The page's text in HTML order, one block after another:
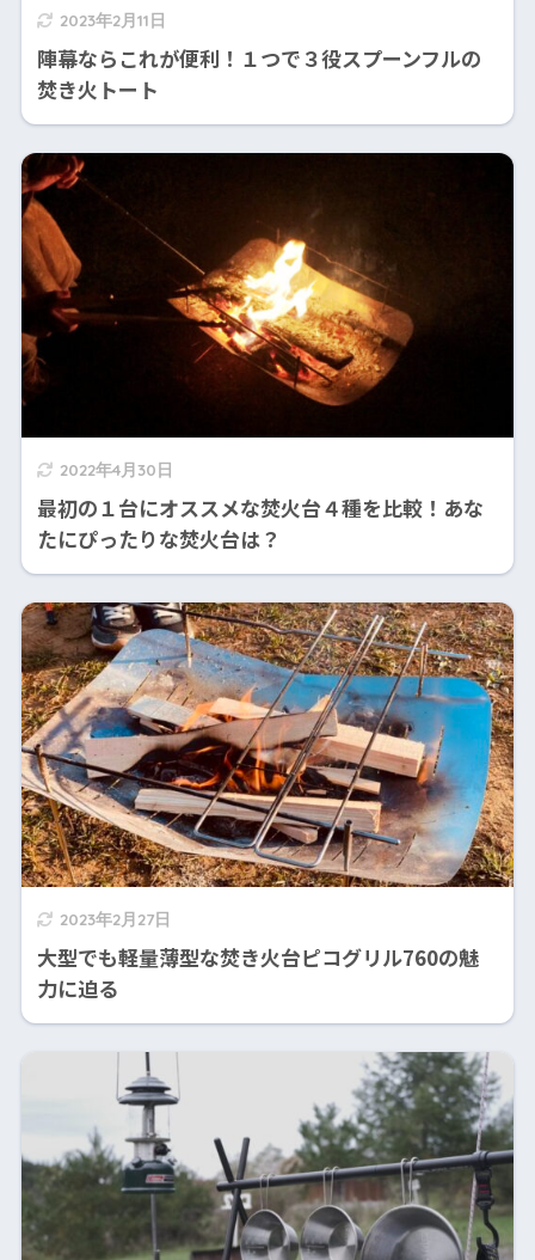
2023年2月11日
陣幕ならこれが便利！１つで３役スプーンフルの
焚き火トート
2022年4月30日
最初の１台にオススメな焚火台４種を比較！あな
たにぴったりな焚火台は？
2023年2月27日
大型でも軽量薄型な焚き火台ピコグリル760の魅
力に迫る